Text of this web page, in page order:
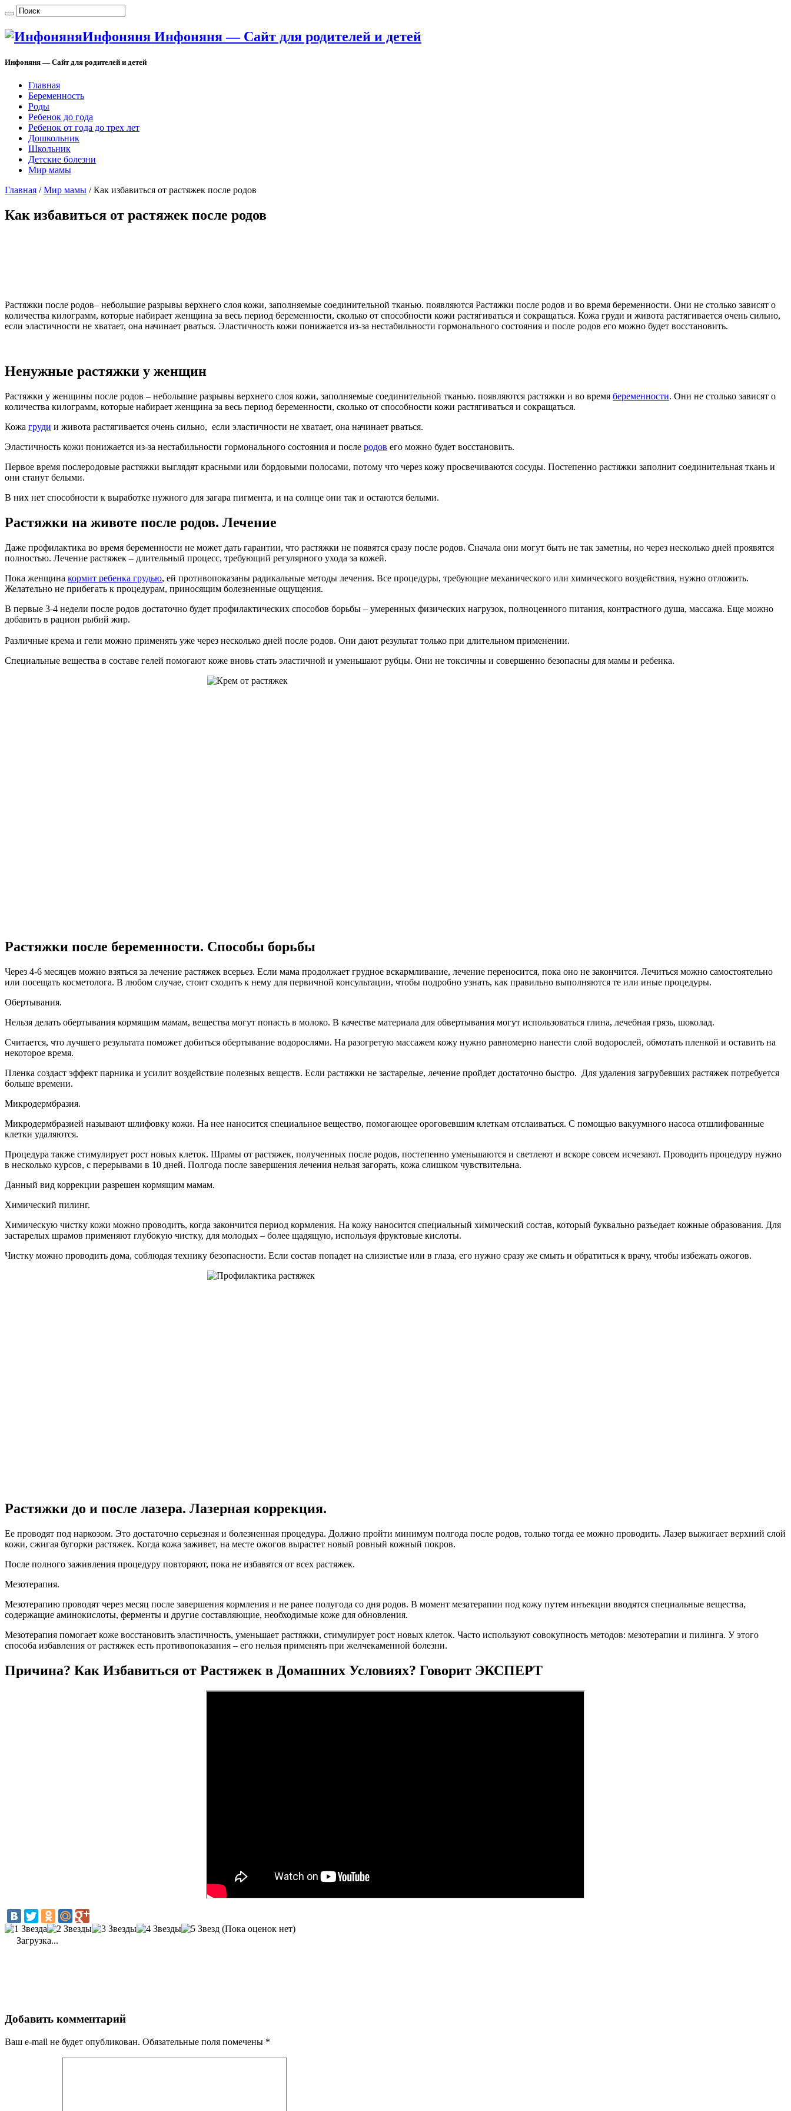
Инфоняня Инфоняня — Сайт для родителей и детей
Инфоняня — Сайт для родителей и детей
Главная
Беременность
Роды
Ребенок до года
Ребенок от года до трех лет
Дошкольник
Школьник
Детские болезни
Мир мамы
Главная / Мир мамы / Как избавиться от растяжек после родов
Как избавиться от растяжек после родов
Растяжки после родов– небольшие разрывы верхнего слоя кожи, заполняемые соединительной тканью. появляются Растяжки после родов и во время беременности. Они не столько зависят о
количества килограмм, которые набирает женщина за весь период беременности, сколько от способности кожи растягиваться и сокращаться. Кожа груди и живота растягивается очень сильно,
если эластичности не хватает, она начинает рваться. Эластичность кожи понижается из-за нестабильности гормонального состояния и после родов его можно будет восстановить.
Ненужные растяжки у женщин
Растяжки у женщины после родов – небольшие разрывы верхнего слоя кожи, заполняемые соединительной тканью. появляются растяжки и во время беременности. Они не столько зависят о
количества килограмм, которые набирает женщина за весь период беременности, сколько от способности кожи растягиваться и сокращаться.
Кожа груди и живота растягивается очень сильно, если эластичности не хватает, она начинает рваться.
Эластичность кожи понижается из-за нестабильности гормонального состояния и после родов его можно будет восстановить.
Первое время послеродовые растяжки выглядят красными или бордовыми полосами, потому что через кожу просвечиваются сосуды. Постепенно растяжки заполнит соединительная ткань и
они станут белыми.
В них нет способности к выработке нужного для загара пигмента, и на солнце они так и остаются белыми.
Растяжки на животе после родов. Лечение
Даже профилактика во время беременности не может дать гарантии, что растяжки не появятся сразу после родов. Сначала они могут быть не так заметны, но через несколько дней проявятся
полностью. Лечение растяжек – длительный процесс, требующий регулярного ухода за кожей.
Пока женщина кормит ребенка грудью, ей противопоказаны радикальные методы лечения. Все процедуры, требующие механического или химического воздействия, нужно отложить.
Желательно не прибегать к процедурам, приносящим болезненные ощущения.
В первые 3-4 недели после родов достаточно будет профилактических способов борьбы – умеренных физических нагрузок, полноценного питания, контрастного душа, массажа. Еще можно
добавить в рацион рыбий жир.
Различные крема и гели можно применять уже через несколько дней после родов. Они дают результат только при длительном применении.
Специальные вещества в составе гелей помогают коже вновь стать эластичной и уменьшают рубцы. Они не токсичны и совершенно безопасны для мамы и ребенка.
Растяжки после беременности. Способы борьбы
Через 4-6 месяцев можно взяться за лечение растяжек всерьез. Если мама продолжает грудное вскармливание, лечение переносится, пока оно не закончится. Лечиться можно самостоятельно
или посещать косметолога. В любом случае, стоит сходить к нему для первичной консультации, чтобы подробно узнать, как правильно выполняются те или иные процедуры.
Обертывания.
Нельзя делать обертывания кормящим мамам, вещества могут попасть в молоко. В качестве материала для обвертывания могут использоваться глина, лечебная грязь, шоколад.
Считается, что лучшего результата поможет добиться обертывание водорослями. На разогретую массажем кожу нужно равномерно нанести слой водорослей, обмотать пленкой и оставить на
некоторое время.
Пленка создаст эффект парника и усилит воздействие полезных веществ. Если растяжки не застарелые, лечение пройдет достаточно быстро. Для удаления загрубевших растяжек потребуется
больше времени.
Микродермбразия.
Микродермбразией называют шлифовку кожи. На нее наносится специальное вещество, помогающее ороговевшим клеткам отслаиваться. С помощью вакуумного насоса отшлифованные
клетки удаляются.
Процедура также стимулирует рост новых клеток. Шрамы от растяжек, полученных после родов, постепенно уменьшаются и светлеют и вскоре совсем исчезают. Проводить процедуру нужно
в несколько курсов, с перерывами в 10 дней. Полгода после завершения лечения нельзя загорать, кожа слишком чувствительна.
Данный вид коррекции разрешен кормящим мамам.
Химический пилинг.
Химическую чистку кожи можно проводить, когда закончится период кормления. На кожу наносится специальный химический состав, который буквально разъедает кожные образования. Для
застарелых шрамов применяют глубокую чистку, для молодых – более щадящую, используя фруктовые кислоты.
Чистку можно проводить дома, соблюдая технику безопасности. Если состав попадет на слизистые или в глаза, его нужно сразу же смыть и обратиться к врачу, чтобы избежать ожогов.
Растяжки до и после лазера. Лазерная коррекция.
Ее проводят под наркозом. Это достаточно серьезная и болезненная процедура. Должно пройти минимум полгода после родов, только тогда ее можно проводить. Лазер выжигает верхний слой
кожи, сжигая бугорки растяжек. Когда кожа заживет, на месте ожогов вырастет новый ровный кожный покров.
После полного заживления процедуру повторяют, пока не избавятся от всех растяжек.
Мезотерапия.
Мезотерапию проводят через месяц после завершения кормления и не ранее полугода со дня родов. В момент мезатерапии под кожу путем инъекции вводятся специальные вещества,
содержащие аминокислоты, ферменты и другие составляющие, необходимые коже для обновления.
Мезотерапия помогает коже восстановить эластичность, уменьшает растяжки, стимулирует рост новых клеток. Часто используют совокупность методов: мезотерапии и пилинга. У этого
способа избавления от растяжек есть противопоказания – его нельзя применять при желчекаменной болезни.
Причина? Как Избавиться от Растяжек в Домашних Условиях? Говорит ЭКСПЕРТ
(Пока оценок нет)
Загрузка...
Добавить комментарий
Ваш e-mail не будет опубликован. Обязательные поля помечены *